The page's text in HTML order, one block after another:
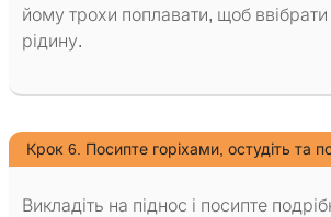
йому трохи поплавати, щоб
рідину.
Крок 6. Посипте горіхами, остудіть та
Викладіть на піднос і посипте